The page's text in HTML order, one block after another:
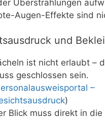
Überstrahlungen
Augen-Effekte sind
und
ist nicht erlaubt –
geschlossen sein.
–
)
Blick muss direkt in die